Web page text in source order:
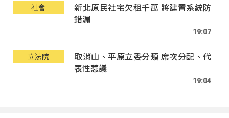
社會
新北原民社宅欠租千萬 將建置系統防
錯漏
19:07
立法院
取消山、平原立委分類 席次分配、代
表性惹議
19:04